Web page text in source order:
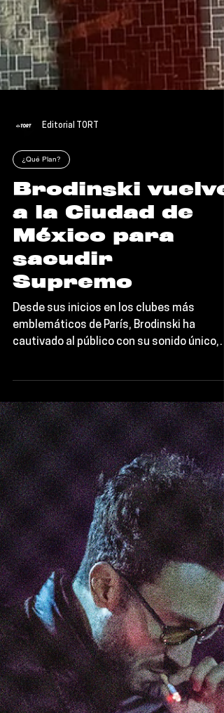
¿Qué Plan?
Brodinski vuelve
a la Ciudad de
México para
sacudir
Supremo
Desde sus inicios en los clubes más
emblemáticos de París, Brodinski ha
una fusión explosiva de...